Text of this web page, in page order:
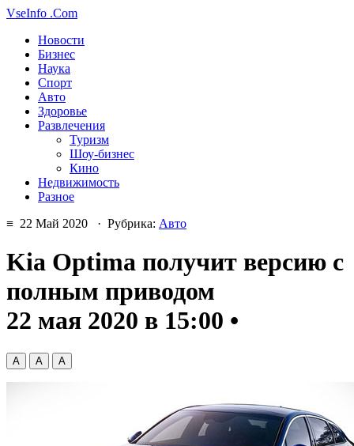
VseInfo .Com
Новости
Бизнес
Наука
Спорт
Авто
Здоровье
Развлечения
Туризм
Шоу-бизнес
Кино
Недвижимость
Разное
≡ 22 Май 2020 · Рубрика: Авто
Kia Optima получит версию с
полным приводом
22 мая 2020 в 15:00 •
А А А